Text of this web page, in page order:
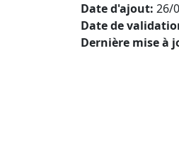
Date d'ajout: 26/
Date de
Dernière mise à